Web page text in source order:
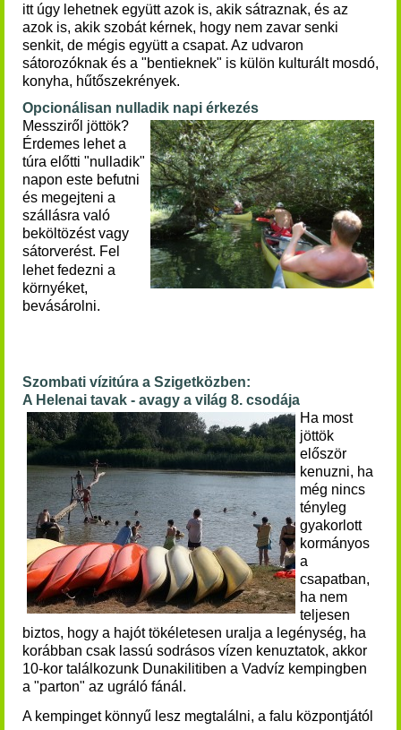
itt úgy lehetnek együtt azok is, akik sátraznak, és az
azok is, akik szobát kérnek, hogy nem zavar senki
senkit, de mégis együtt a csapat. Az udvaron
sátorozóknak és a "bentieknek" is külön kulturált mosdó,
konyha, hűtőszekrények.
Opcionálisan nulladik napi érkezés
Messziről jöttök?
Érdemes lehet a
túra előtti "nulladik"
napon este befutni
és megejteni a
szállásra való
beköltözést vagy
sátorverést. Fel
lehet fedezni a
környéket,
bevásárolni.
Szombati vízitúra a Szigetközben:
A Helenai tavak - avagy a világ 8. csodája
Ha most
jöttök
először
kenuzni, ha
még nincs
tényleg
gyakorlott
kormányos
a
csapatban,
ha nem
teljesen
biztos, hogy a hajót tökéletesen uralja a legénység, ha
korábban csak lassú sodrásos vízen kenuztatok, akkor
10-kor találkozunk Dunakilitiben a Vadvíz kempingben
a "parton" az ugráló fánál.
A kempinget könnyű lesz megtalálni, a falu központjától